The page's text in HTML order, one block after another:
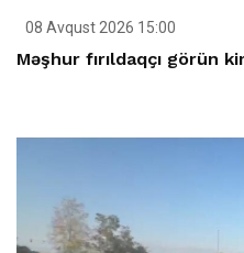
08 Avqust 2026 15:00
Məşhur fırıldaqçı görün